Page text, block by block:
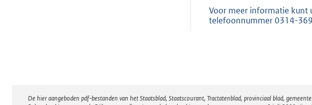
Voor meer informatie kunt
telefoonnummer 0314-
De hier aangeboden pdf-bestanden van het Staatsblad, Staatscourant, Tractatenblad, provinciaal blad,